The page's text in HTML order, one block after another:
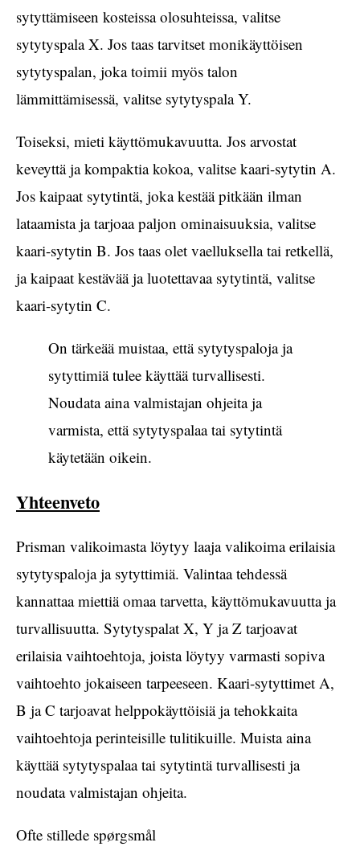
sytyttämiseen kosteissa olosuhteissa, valitse
sytytyspala X. Jos taas tarvitset monikäyttöisen
sytytyspalan, joka toimii myös talon
lämmittämisessä, valitse sytytyspala Y.
Toiseksi, mieti käyttömukavuutta. Jos arvostat
keveyttä ja kompaktia kokoa, valitse kaari-sytytin A.
Jos kaipaat sytytintä, joka kestää pitkään ilman
lataamista ja tarjoaa paljon ominaisuuksia, valitse
kaari-sytytin B. Jos taas olet vaelluksella tai retkellä,
ja kaipaat kestävää ja luotettavaa sytytintä, valitse
kaari-sytytin C.
On tärkeää muistaa, että sytytyspaloja ja
sytyttimiä tulee käyttää turvallisesti.
Noudata aina valmistajan ohjeita ja
varmista, että sytytyspalaa tai sytytintä
käytetään oikein.
Yhteenveto
Prisman valikoimasta löytyy laaja valikoima erilaisia
sytytyspaloja ja sytyttimiä. Valintaa tehdessä
kannattaa miettiä omaa tarvetta, käyttömukavuutta ja
turvallisuutta. Sytytyspalat X, Y ja Z tarjoavat
erilaisia vaihtoehtoja, joista löytyy varmasti sopiva
vaihtoehto jokaiseen tarpeeseen. Kaari-sytyttimet A,
B ja C tarjoavat helppokäyttöisiä ja tehokkaita
vaihtoehtoja perinteisille tulitikuille. Muista aina
käyttää sytytyspalaa tai sytytintä turvallisesti ja
noudata valmistajan ohjeita.
Ofte stillede spørgsmål